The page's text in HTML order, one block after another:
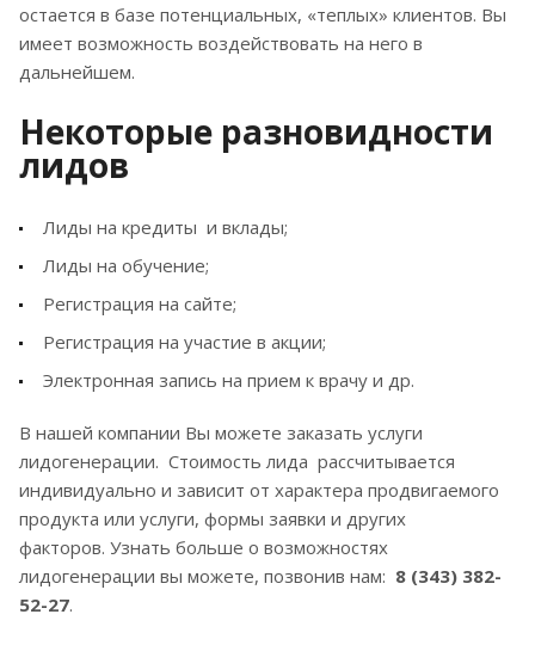
остается в базе потенциальных, «теплых» клиентов. Вы
имеет возможность воздействовать на него в
дальнейшем.
Некоторые разновидности
лидов
Лиды на кредиты и вклады;
Лиды на обучение;
Регистрация на сайте;
Регистрация на участие в акции;
Электронная запись на прием к врачу и др.
В нашей компании Вы можете заказать услуги
лидогенерации. Стоимость лида рассчитывается
индивидуально и зависит от характера продвигаемого
продукта или услуги, формы заявки и других
факторов. Узнать больше о возможностях
лидогенерации вы можете, позвонив нам: 8 (343) 382-
52-27.